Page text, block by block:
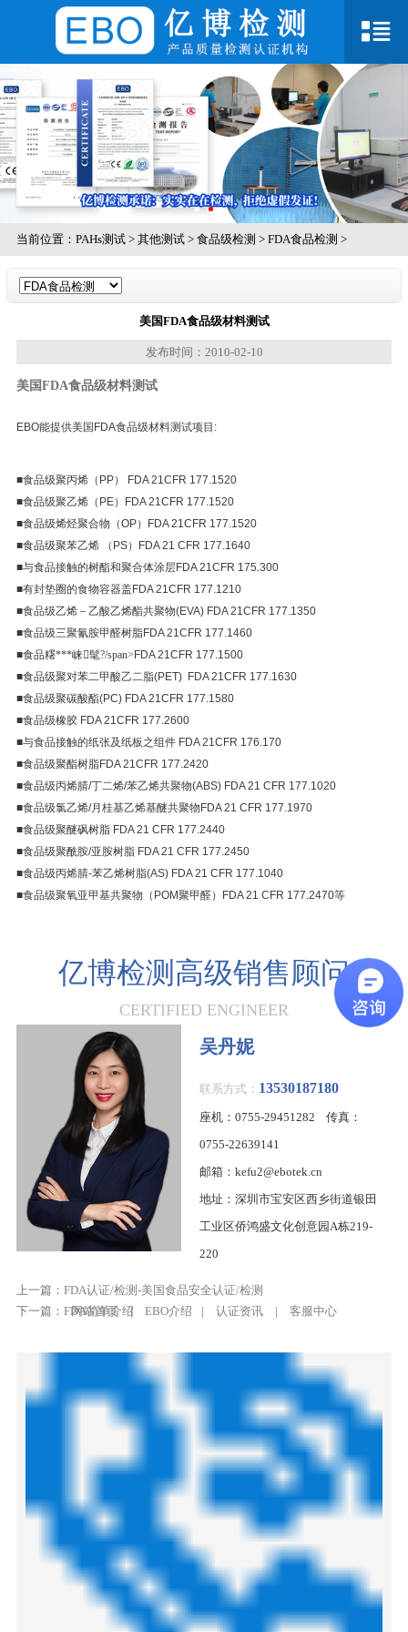
当前位置： PAHs测试> 其他测试> 食品级检测 > FDA食品检测 >
美国FDA食品级材料测试
发布时间：2010-02-10
美国FDA食品级材料测试
EBO能提供美国 FDA食品级材料测试项目 :
■食品级聚丙烯（ PP）
FDA 21CFR 177.1520
■食品级聚乙烯（ PE） FDA 21CFR 177.1520.
■食品级烯烃聚合物（OP） FDA 21CFR 177.1520
■食品级聚苯乙烯. （ PS） FDA 21 CFR 177.1640
■与食品接触的树酯和聚合体涂层FDA 21CFR 175.300
■有封垫圈的食物容器盖FDA 21CFR 177.1210
■食品级乙烯－乙酸乙烯酯共聚物(EVA) FDA 21CFR 177.1350
■食品级三聚氰胺甲醛树脂FDA 21CFR 177.1460
■食品糬***崃髦?/span>FDA 21CFR 177.1500
■食品级聚对苯二甲酸乙二脂(PET). FDA 21CFR 177.1630.
■食品级聚碳酸酯(PC) FDA 21CFR 177.1580
■食品级橡胶. FDA 21CFR 177.2600
■与食品接触的纸张及纸板之组件. FDA 21CFR 176.170
■食品级聚酯树脂FDA 21CFR 177.2420
■食品级丙烯腈/丁二烯/苯乙烯共聚物(ABS) FDA 21 CFR 177.1020
■食品级氯乙烯/月桂基乙烯基醚共聚物FDA 21 CFR 177.1970
■食品级聚醚砜树脂FDA 21 CFR 177.2440.
■食品级聚酰胺/亚胺树脂. FDA 21 CFR 177.2450.
■食品级丙烯腈-苯乙烯树脂(AS) FDA 21 CFR 177.1040
■食品级聚氧亚甲基共聚物（ POM聚甲醛） FDA 21 CFR 177.2470等.
亿博检测高级销售顾问
CERTIFIED ENGINEER
吴丹妮
联系方式： 13530187180
座机：0755-29451282 传真：
0755-22639141
邮箱：kefu2@ebotek.cn
地址：深圳市宝安区西乡街道银田
工业区侨鸿盛文化创意园A栋219-
220
上一篇： FDA认证/检测-美国食品安全认证/检测
下一篇： FDA简单介绍
网站首页 | EBO介绍 | 认证资讯 | 客服中心